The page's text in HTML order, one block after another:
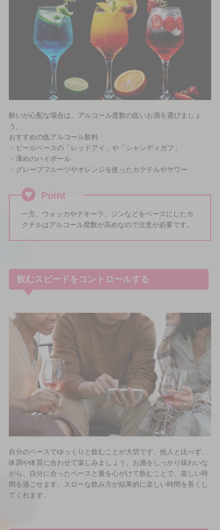
酔いが心配な場合は、アルコール度数の低いお酒を選びましょ
う。
おすすめの低アルコール飲料
・ビールベースの「レッドアイ」や「シャンディガフ」
・薄めのハイボール
・グレープフルーツやオレンジを使ったカクテルやサワー
Point
一方、ウォッカやテキーラ、ジンなどをベースにしたカ
クテルはアルコール度数が高めなので注意が必要です。
飲むスピードをコントロールする
自分のペースでゆっくりと飲むことが大切です。他人と比べず、
体調や体質に合わせて楽しみましょう。お酒をしっかり味わいな
がら、自分に合ったペースと量を心がけて飲むことで、楽しい時
間を過ごせます。スローな飲み方が結果的に楽しい時間を長くし
てくれます。